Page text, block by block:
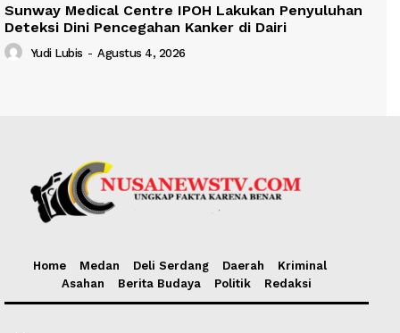
Sunway Medical Centre IPOH Lakukan Penyuluhan
Deteksi Dini Pencegahan Kanker di Dairi
Yudi Lubis - Agustus 4, 2026
Home Medan Deli Serdang Daerah
Kriminal
Asahan
Berita Budaya Politik Redaksi